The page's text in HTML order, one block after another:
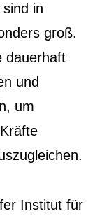
in
groß.
dauerhaft
und
um
Institut für